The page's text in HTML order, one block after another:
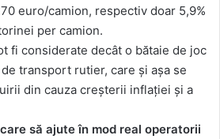
euro/camion, respectiv doar 5,9%
per camion.
fi considerate decât o bătaie de joc
transport rutier, care și așa se
din cauza creșterii inflației și a
să ajute în mod real operatorii